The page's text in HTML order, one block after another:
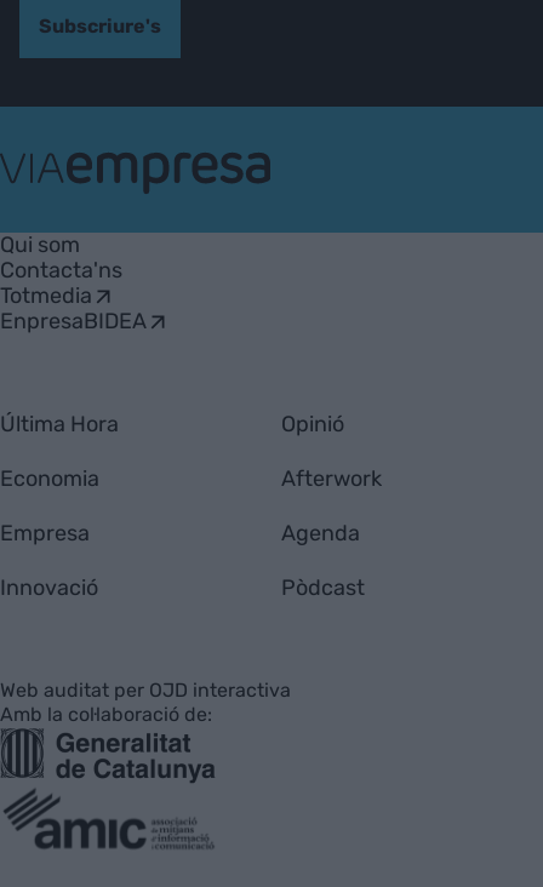
Subscriure's
Empresa
Qui som
Contacta'ns
Totmedia
EnpresaBIDEA
Última Hora
Economia
Empresa
Innovació
Opinió
Afterwork
Agenda
Pòdcast
Web auditat per OJD interactiva
Amb la col·laboració de: